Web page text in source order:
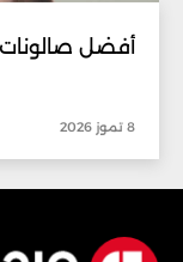
أفضل صالونات
8 تموز 2026